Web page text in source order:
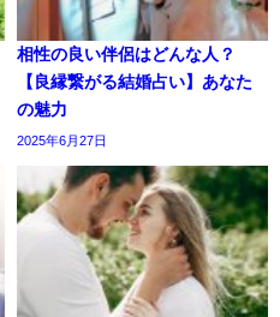
相性の良い伴侶はどんな人？
【良縁繋がる結婚占い】あなた
の魅力
2025年6月27日